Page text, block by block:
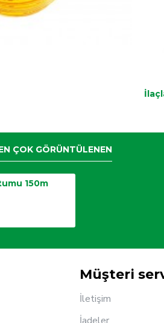
ÇOK GÖRÜNTÜLENEN
150m
Müşteri
İletişim